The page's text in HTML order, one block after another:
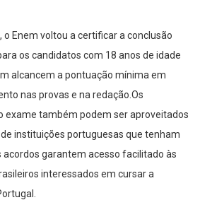
o Enem voltou a certificar a conclusão
os candidatos com 18 anos de idade
alcancem a pontuação mínima em
nas provas e na redação.Os
exame também podem ser aproveitados
instituições portuguesas que tenham
acordos garantem acesso facilitado às
interessados em cursar a